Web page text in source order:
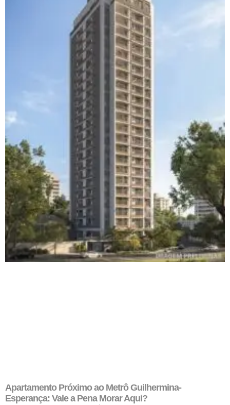
Apartamento Próximo ao Metrô Guilhermina-
Esperança: Vale a Pena Morar Aqui?